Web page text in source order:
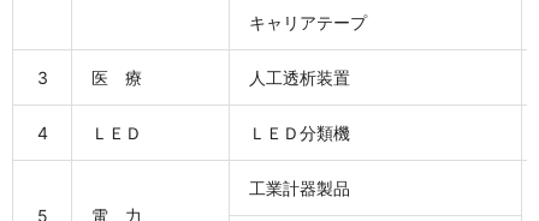
キャリアテープ
3 医 療 人工透析装置
4 ＬＥＤ ＬＥＤ分類機
5 電 力
工業計器製品